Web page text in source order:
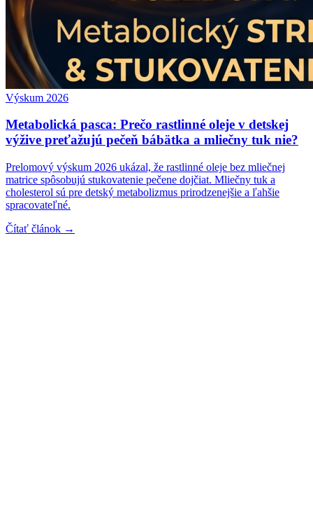
Výskum 2026
Metabolická pasca: Prečo rastlinné oleje v detskej
výžive preťažujú pečeň bábätka a mliečny tuk nie?
Prelomový výskum 2026 ukázal, že rastlinné oleje bez mliečnej
matrice spôsobujú stukovatenie pečene dojčiat. Mliečny tuk a
cholesterol sú pre detský metabolizmus prirodzenejšie a ľahšie
spracovateľné.
Čítať článok →